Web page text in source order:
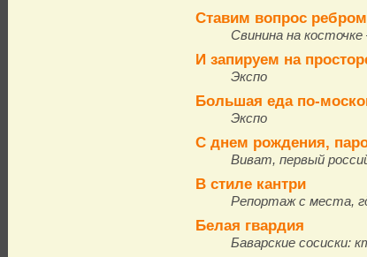
Ставим вопрос ребром
Свинина на косточке
И запируем на
Экспо
Большая еда по-
Экспо
С днем рождения,
Виват, первый
В стиле кантри
Репортаж с места,
Белая гвардия
Баварские сосиски: